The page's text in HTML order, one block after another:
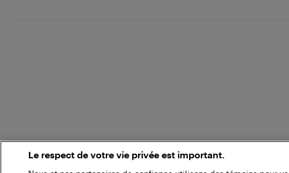
Le respect de votre vie privée est important.